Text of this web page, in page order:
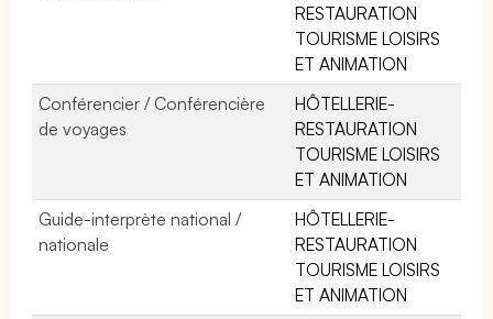
RESTAURATION
TOURISME LOISIRS
ET ANIMATION
Conférencier / Conférencière
de voyages
HÔTELLERIE-
RESTAURATION
TOURISME LOISIRS
ET ANIMATION
Guide-interprète national /
nationale
HÔTELLERIE-
RESTAURATION
TOURISME LOISIRS
ET ANIMATION